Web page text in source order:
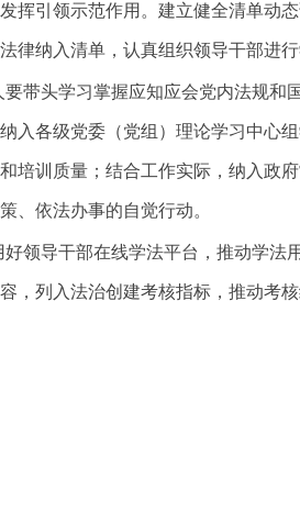
挥引领示范作用。建立健全清单动
律纳入清单，认真组织领导干部进行
带头学习掌握应知应会党内法规和
入各级党委（党组）理论学习中心
培训质量；结合工作实际，纳入政
、依法办事的自觉行动。
领导干部在线学法平台，推动学法
，列入法治创建考核指标，推动考